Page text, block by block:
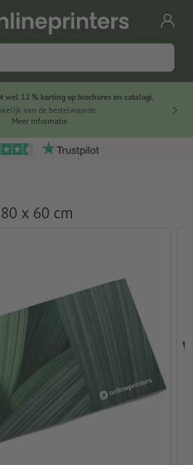
wel 12 % korting op brochures en catalogi,
van de bestelwaarde.
Meer informatie
x 60 cm